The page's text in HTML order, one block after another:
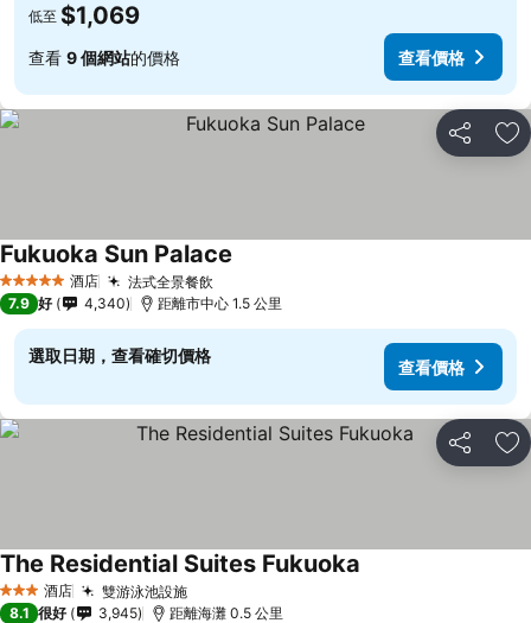
低至 $1,069
查看 9 個網站的價格 查看價格
分享 放
5 星級 酒店 法式全景餐飲
Fukuoka Sun Palace
7.9 好 4,340 距離市中心 1.5 公里
選取日期，查看確切價格
查看價格
分享 放
3 星級 酒店 雙游泳池設施
The Residential Suites Fukuoka
8.1 很好 3,945 距離海灘 0.5 公里